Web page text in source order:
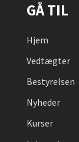
GÅ TIL
Hjem
Vedtægter
Bestyrelsen
Nyheder
Kurser